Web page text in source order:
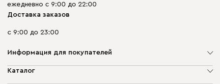
ежедневно с 9:00 до 22:00
Доставка заказов
с 9:00 до 23:00
Информация для покупателей
О компании
Каталог